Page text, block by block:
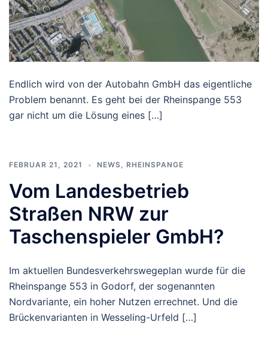
Endlich wird von der Autobahn GmbH das eigentliche
Problem benannt. Es geht bei der Rheinspange 553
gar nicht um die Lösung eines […]
FEBRUAR 21, 2021 NEWS, RHEINSPANGE
Vom Landesbetrieb
Straßen NRW zur
Taschenspieler GmbH?
Im aktuellen Bundesverkehrswegeplan wurde für die
Rheinspange 553 in Godorf, der sogenannten
Nordvariante, ein hoher Nutzen errechnet. Und die
Brückenvarianten in Wesseling-Urfeld […]